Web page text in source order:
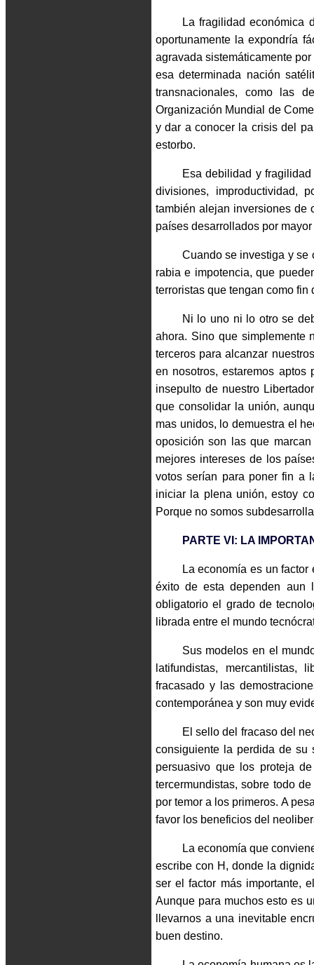
La fragilidad económica
oportunamente la expondría
agravada sistemáticamente
esa determinada nación
transnacionales, como las
Organización Mundial de
y dar a conocer la crisis del
estorbo.
Esa debilidad y
divisiones, improductividad,
también alejan inversiones de
países desarrollados por
Cuando se investiga y se
rabia e impotencia, que
terroristas que tengan como
Ni lo uno ni lo otro se
ahora. Sino que simplemente
terceros para alcanzar
en nosotros, estaremos
insepulto de nuestro
que consolidar la unión,
mas unidos, lo demuestra el
oposición son las que
mejores intereses de los
votos serían para poner fin a
iniciar la plena unión, estoy
Porque no somos
PARTE VI: LA
La economía es un
éxito de esta dependen aun
obligatorio el grado de
librada entre el mundo
Sus modelos en el
latifundistas, mercantilistas,
fracasado y las
contemporánea y son muy
El sello del fracaso del
consiguiente la perdida de su
persuasivo que los proteja
tercermundistas, sobre todo
por temor a los primeros. A
favor los beneficios del
La economía que
escribe con H, donde la
ser el factor más importante,
Aunque para muchos esto es
llevarnos a una inevitable
buen destino.